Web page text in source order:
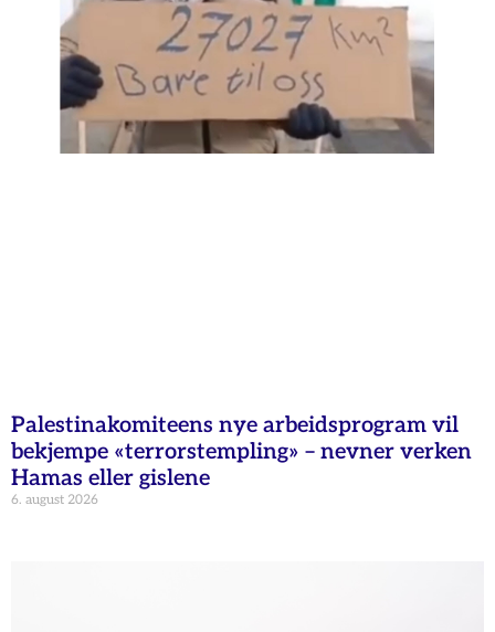
Palestinakomiteens nye arbeidsprogram vil
bekjempe «terrorstempling» – nevner verken
Hamas eller gislene
6. august 2026